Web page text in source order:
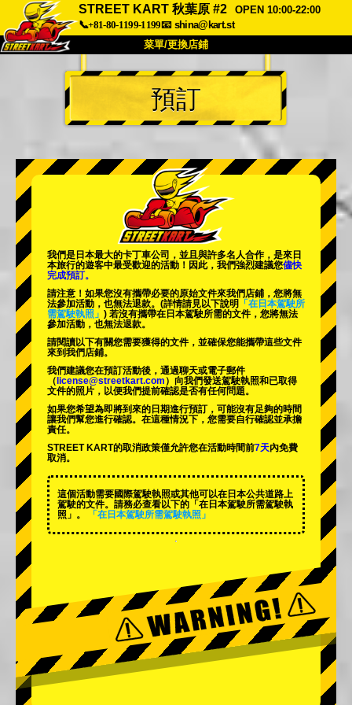
STREET KART 秋葉原 #2
OPEN 10:00-22:00
📞+81-80-1199-1199📧 shina@kart.st
菜單/更換店鋪
首頁
關於 規格 價格
公司 預訂
更換店鋪
東京秋葉原#2
東京澀谷附屬 東京灣
東京淺草 大阪
沖繩
預訂
我們是日本最大的卡丁車公司，並且與許多名人合作，是來日
本旅行的遊客中最受歡迎的活動 ！因此，我們強烈建議您儘快
完成預訂。
請注意！如果您沒有攜帶必要的原始文件來我們店鋪，您將無
法參加活動，也無法退款。 (詳情請見以下說明
「在日本駕駛所
需駕駛執照」 ) 若沒有攜帶在日本駕駛所需的文件，您將無法
參加活動，也無法退款。
請閱讀以下有關您需要獲得的文件，並確保您能攜帶這些文件
來到我們店鋪。
我們建議您在預訂活動後，通過聊天或電子郵件
（ license@streetkart.com ）向我們發送駕駛執照和已取得
文件的照片，以便我們提前確認是否有任何問題。
如果您希望為即將到來的日期進行預訂，可能沒有足夠的時間
讓我們幫您進行確認。在這種情況下，您需要自行確認並承擔
責任。
STREET KART的取消政策僅允許您在活動時間前7天內免費
取消。
這個活動需要國際駕駛執照或其他可以在日本公共道路上
駕駛的文件。請務必查看以下的「在日本駕駛所需駕駛執
照」。
「在日本駕駛所需駕駛執照」